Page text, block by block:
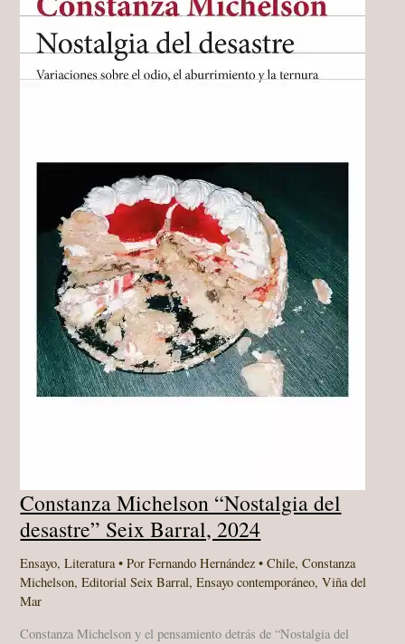
Constanza Michelson “Nostalgia del
desastre” Seix Barral, 2024
Ensayo,Literatura• PorFernando Hernández•Chile,Constanza
Michelson,Editorial Seix Barral,Ensayo contemporáneo,Viña del
Mar
Constanza Michelson y el pensamiento detrás de “Nostalgia del